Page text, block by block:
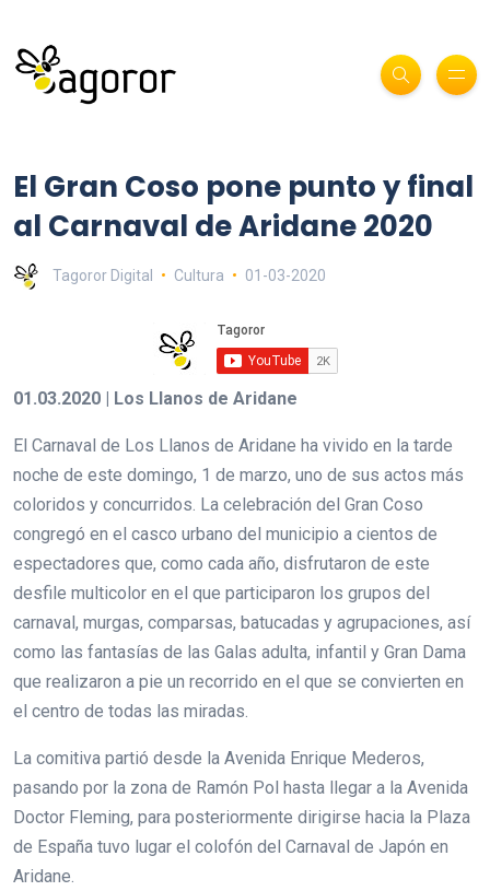
El Gran Coso pone punto y final
al Carnaval de Aridane 2020
Tagoror Digital Cultura 01-03-2020
01.03.2020 | Los Llanos de Aridane
El Carnaval de Los Llanos de Aridane ha vivido en la tarde
noche de este domingo, 1 de marzo, uno de sus actos más
coloridos y concurridos. La celebración del Gran Coso
congregó en el casco urbano del municipio a cientos de
espectadores que, como cada año, disfrutaron de este
desfile multicolor en el que participaron los grupos del
carnaval, murgas, comparsas, batucadas y agrupaciones, así
como las fantasías de las Galas adulta, infantil y Gran Dama
que realizaron a pie un recorrido en el que se convierten en
el centro de todas las miradas.
La comitiva partió desde la Avenida Enrique Mederos,
pasando por la zona de Ramón Pol hasta llegar a la Avenida
Doctor Fleming, para posteriormente dirigirse hacia la Plaza
de España tuvo lugar el colofón del Carnaval de Japón en
Aridane.